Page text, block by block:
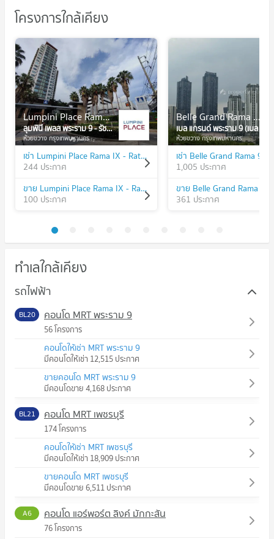
โครงการใกล้เคียง
Lumpini Place Rama IX - Ratchada
ลุมพินี เพลส พระราม 9 - รัชดา
ห้วยขวาง กรุงเทพมหานคร
เช่า Lumpini Place Rama IX - Ratchada
244 ประกาศ
ขาย Lumpini Place Rama IX - Ratchada
100 ประกาศ
Belle Grand Rama 9 (Belle Avenue)
ห้วยขวาง กรุงเทพมหานคร
1,005 ประกาศ
361 ประกาศ
ทำเลใกล้เคียง
รถไฟฟ้า
BL20 คอนโด MRT พระราม 9
56 โครงการ
คอนโดให้เช่า MRT พระราม 9
มีคอนโดให้เช่า 12,515 ประกาศ
ขายคอนโด MRT พระราม 9
มีคอนโดขาย 4,168 ประกาศ
BL21 คอนโด MRT เพชรบุรี
174 โครงการ
คอนโดให้เช่า MRT เพชรบุรี
มีคอนโดให้เช่า 18,909 ประกาศ
ขายคอนโด MRT เพชรบุรี
มีคอนโดขาย 6,511 ประกาศ
A6 คอนโด แอร์พอร์ต ลิงค์ มักกะสัน
76 โครงการ